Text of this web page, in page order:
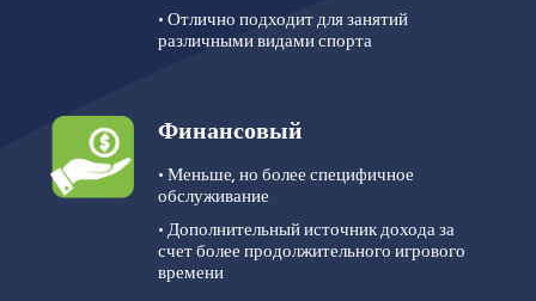
• Отлично подходит для занятий
различными видами спорта
Финансовый
• Меньше, но более специфичное
обслуживание
• Дополнительный источник дохода за
счет более продолжительного игрового
времени